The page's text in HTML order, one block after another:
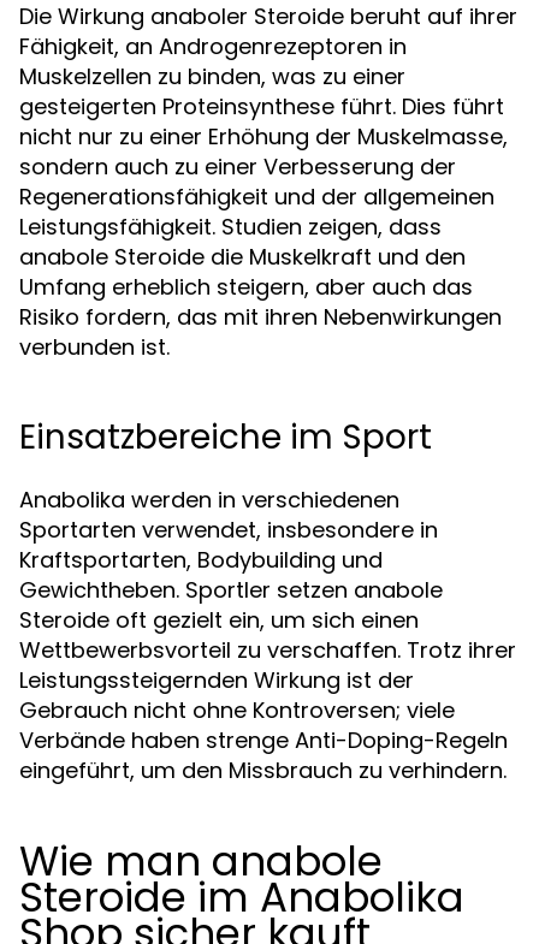
Die Wirkung anaboler Steroide beruht auf ihrer
Fähigkeit, an Androgenrezeptoren in
Muskelzellen zu binden, was zu einer
gesteigerten Proteinsynthese führt. Dies führt
nicht nur zu einer Erhöhung der Muskelmasse,
sondern auch zu einer Verbesserung der
Regenerationsfähigkeit und der allgemeinen
Leistungsfähigkeit. Studien zeigen, dass
anabole Steroide die Muskelkraft und den
Umfang erheblich steigern, aber auch das
Risiko fordern, das mit ihren Nebenwirkungen
verbunden ist.
Einsatzbereiche im Sport
Anabolika werden in verschiedenen
Sportarten verwendet, insbesondere in
Kraftsportarten, Bodybuilding und
Gewichtheben. Sportler setzen anabole
Steroide oft gezielt ein, um sich einen
Wettbewerbsvorteil zu verschaffen. Trotz ihrer
Leistungssteigernden Wirkung ist der
Gebrauch nicht ohne Kontroversen; viele
Verbände haben strenge Anti-Doping-Regeln
eingeführt, um den Missbrauch zu verhindern.
Wie man anabole
Steroide im Anabolika